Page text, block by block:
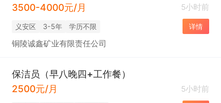
3500-4000元/月
5小时前
义安区 3-5年 学历不限 详情
铜陵诚鑫矿业有限责任公司
保洁员（早八晚四+工作餐）
2500元/月
5小时前